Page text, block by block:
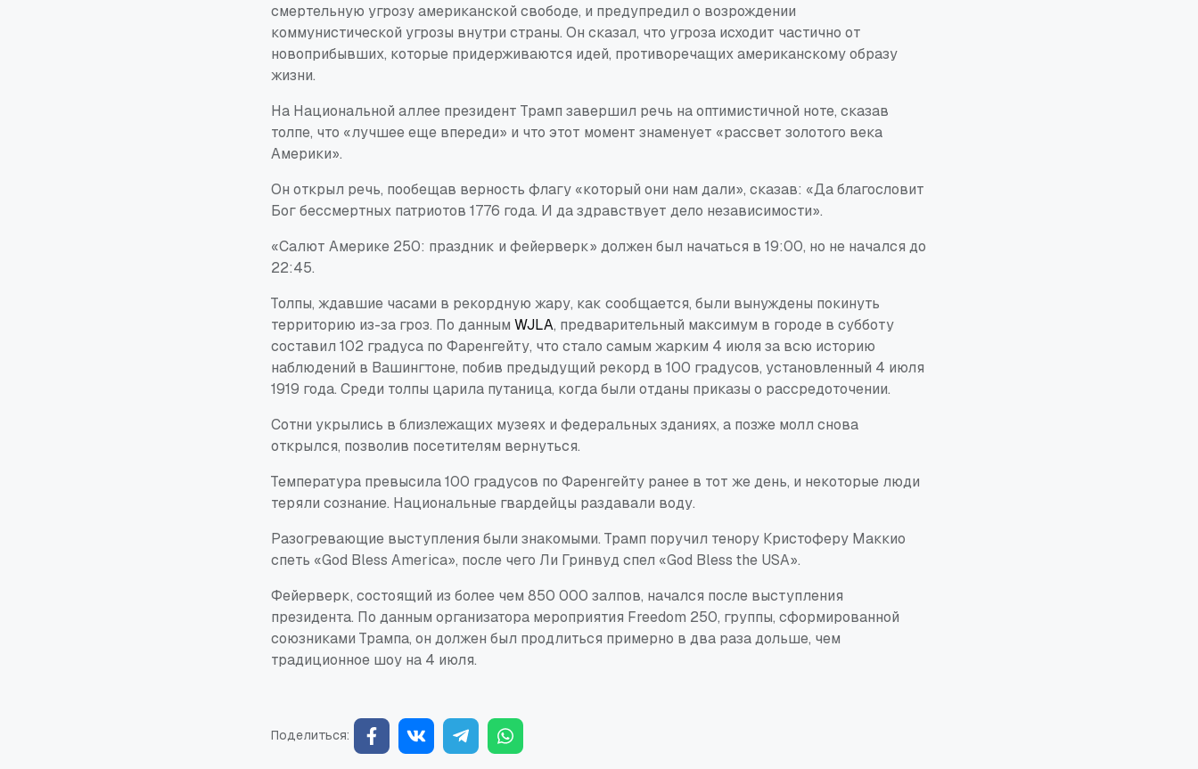
смертельную угрозу американской свободе, и предупредил о возрождении
коммунистической угрозы внутри страны. Он сказал, что угроза исходит частично от
новоприбывших, которые придерживаются идей, противоречащих американскому образу
жизни.
На Национальной аллее президент Трамп завершил речь на оптимистичной ноте, сказав
толпе, что «лучшее еще впереди» и что этот момент знаменует «рассвет золотого века
Америки».
Он открыл речь, пообещав верность флагу «который они нам дали», сказав: «Да благословит
Бог бессмертных патриотов 1776 года. И да здравствует дело независимости».
«Салют Америке 250: праздник и фейерверк» должен был начаться в 19:00, но не начался до
22:45.
Толпы, ждавшие часами в рекордную жару, как сообщается, были вынуждены покинуть
территорию из-за гроз. По данным WJLA, предварительный максимум в городе в субботу
составил 102 градуса по Фаренгейту, что стало самым жарким 4 июля за всю историю
наблюдений в Вашингтоне, побив предыдущий рекорд в 100 градусов, установленный 4 июля
1919 года. Среди толпы царила путаница, когда были отданы приказы о рассредоточении.
Сотни укрылись в близлежащих музеях и федеральных зданиях, а позже молл снова
открылся, позволив посетителям вернуться.
Температура превысила 100 градусов по Фаренгейту ранее в тот же день, и некоторые люди
теряли сознание. Национальные гвардейцы раздавали воду.
Разогревающие выступления были знакомыми. Трамп поручил тенору Кристоферу Маккио
спеть «God Bless America», после чего Ли Гринвуд спел «God Bless the USA».
Фейерверк, состоящий из более чем 850 000 залпов, начался после выступления
президента. По данным организатора мероприятия Freedom 250, группы, сформированной
союзниками Трампа, он должен был продлиться примерно в два раза дольше, чем
традиционное шоу на 4 июля.
Поделиться: